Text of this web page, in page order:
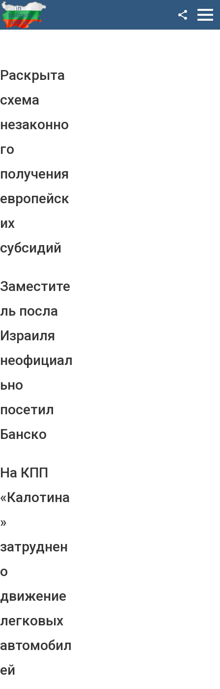
Раскрыта
схема
незаконно
го
получения
европейск
их
субсидий
Заместите
ль посла
Израиля
неофициал
ьно
посетил
Банско
На КПП
«Калотина
»
затруднен
о
движение
легковых
автомобил
ей